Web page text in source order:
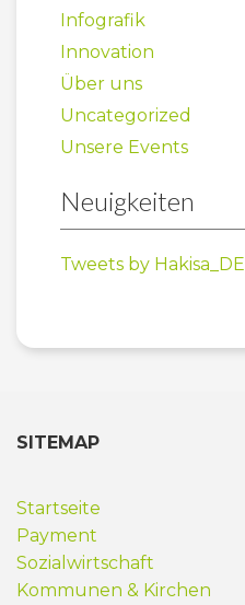
Infografik
Innovation
Über uns
Uncategorized
Unsere Events
Neuigkeiten
Tweets by Hakisa_DE
SITEMAP
Startseite
Payment
Sozialwirtschaft
Kommunen & Kirchen